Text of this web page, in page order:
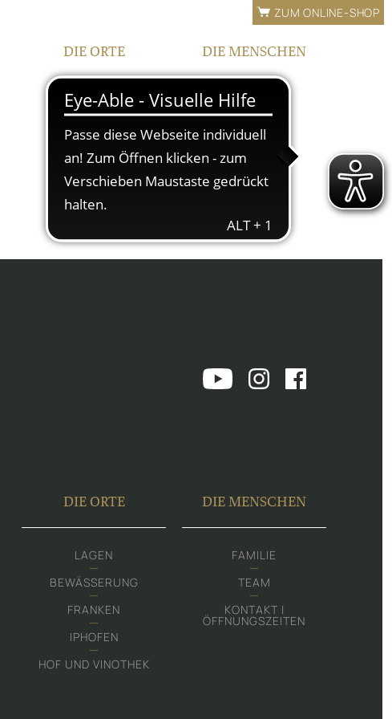
DIE ORTE
LAGEN
BEWÄSSERUNG
IPHOFEN
HOF UND VINOTHEK
DIE MENSCHEN
FAMILIE
TEAM
ÖFFNUNGSZEITEN
ZUM ONLINE-SHOP
DIE ORTE
LAGEN
BEWÄSSERUNG
FRANKEN
IPHOFEN
HOF UND VINOTHEK
DIE MENSCHEN
FAMILIE
TEAM
KONTAKT |
ÖFFNUNGSZEITEN